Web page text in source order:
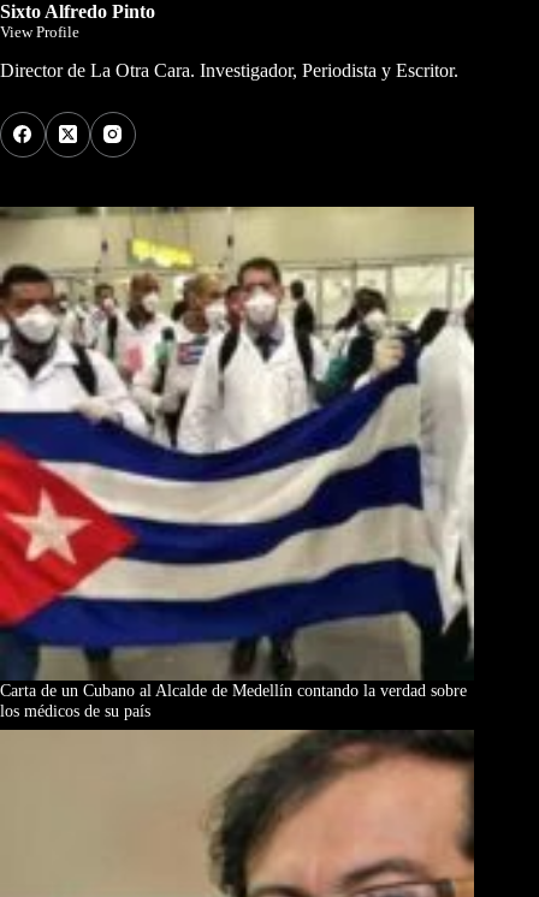
Sixto Alfredo Pinto
View Profile
Director de La Otra Cara. Investigador, Periodista y Escritor.
Carta de un Cubano al Alcalde de Medellín contando la verdad sobre
los médicos de su país